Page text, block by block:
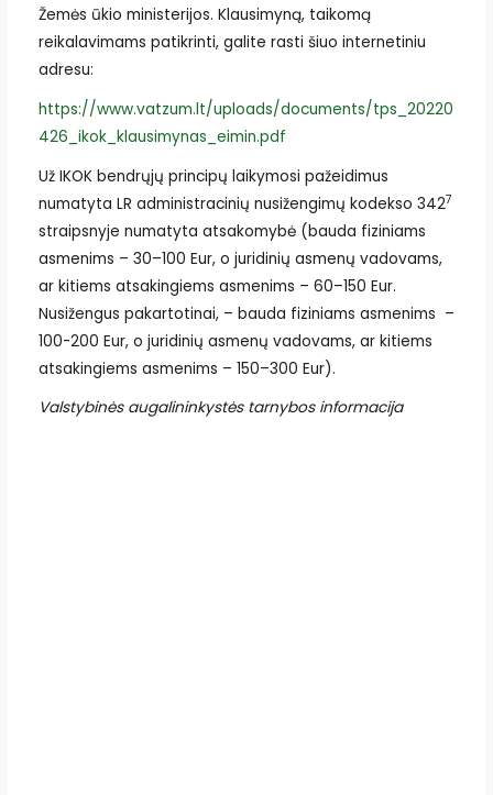
Žemės ūkio ministerijos. Klausimyną, taikomą
reikalavimams patikrinti, galite rasti šiuo internetiniu
adresu:
https://www.vatzum.lt/uploads/documents/tps_20220
426_ikok_klausimynas_eimin.pdf
Už IKOK bendrųjų principų laikymosi pažeidimus
numatyta LR administracinių nusižengimų kodekso 3427
straipsnyje numatyta atsakomybė (bauda fiziniams
asmenims – 30–100 Eur, o juridinių asmenų vadovams,
ar kitiems atsakingiems asmenims – 60–150 Eur.
Nusižengus pakartotinai, – bauda fiziniams asmenims –
100-200 Eur, o juridinių asmenų vadovams, ar kitiems
atsakingiems asmenims – 150–300 Eur).
Valstybinės augalininkystės tarnybos informacija